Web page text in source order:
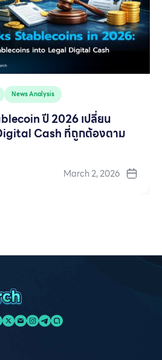
News Analysis
ปี 2026 เปลี่ยน
Cash ที่ถูกต้องตาม
March 2, 2026